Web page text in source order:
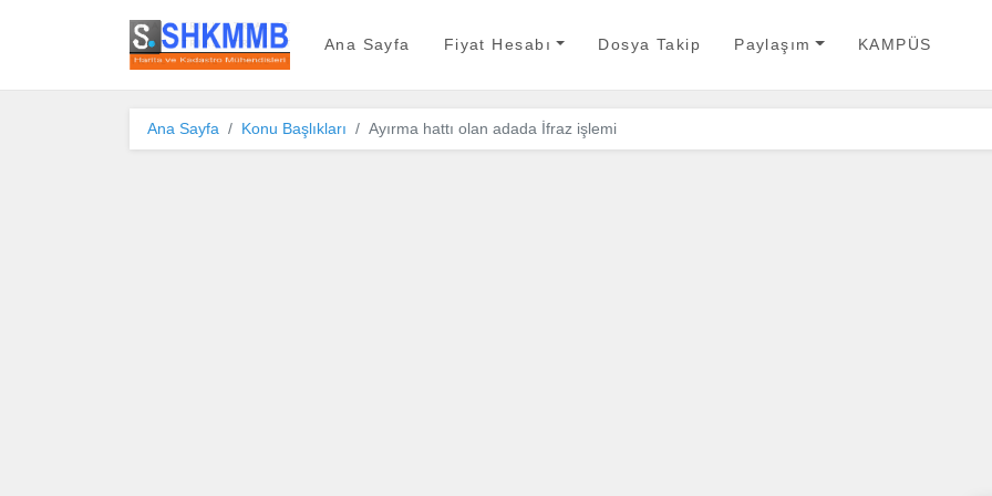
SHKMMB
Ana Sayfa Fiyat Hesabı Dosya Takip Paylaşım KAMPÜS
Ana Sayfa Konu Başlıkları Ayırma hattı olan adada İfraz işlemi